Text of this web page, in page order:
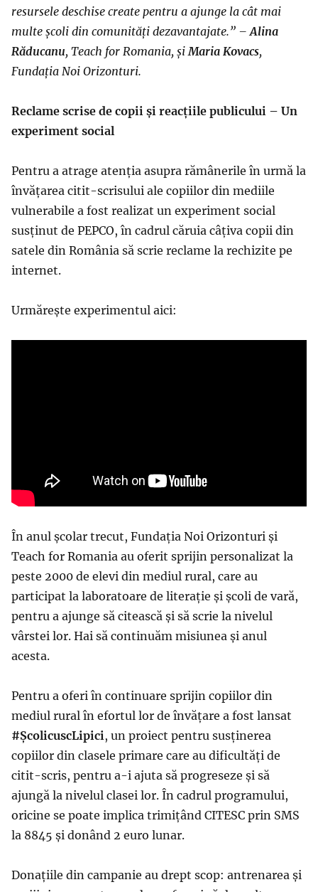
resursele deschise create pentru a ajunge la cât mai
multe școli din comunități dezavantajate.” –Alina
Răducanu, Teach for Romania, șiMaria Kovacs,
Fundația Noi Orizonturi.
Reclame scrise de copii și reacțiile publicului – Un
experiment social
Pentru a atrage atenția asupra rămânerile în urmă la
învățarea citit-scrisului ale copiilor din mediile
vulnerabile a fost realizat un experiment social
susținut de PEPCO, în cadrul căruia câțiva copii din
satele din România să scrie reclame la rechizite pe
internet.
Urmărește experimentul aici:
În anul școlar trecut, Fundația Noi Orizonturi și
Teach for Romania au oferit sprijin personalizat la
peste 2000 de elevi din mediul rural, care au
participat la laboratoare de literație și școli de vară,
pentru a ajunge să citească și să scrie la nivelul
vârstei lor. Hai să continuăm misiunea și anul
acesta.
Pentru a oferi în continuare sprijin copiilor din
mediul rural în efortul lor de învățare a fost lansat
#ȘcolicuscLipici, un proiect pentru susținerea
copiilor din clasele primare care au dificultăți de
citit-scris, pentru a-i ajuta să progreseze și să
ajungă la nivelul clasei lor. În cadrul programului,
oricine se poate implica trimițând CITESC prin SMS
la 8845 și donând 2 euro lunar.
Donațiile din campanie au drept scop: antrenarea și